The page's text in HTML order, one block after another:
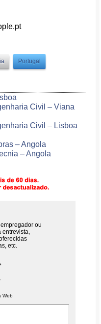
Portugal
Civil – Viana
Civil – Lisboa
– Angola
– Angola
ou
entrevista,
etc.
Web